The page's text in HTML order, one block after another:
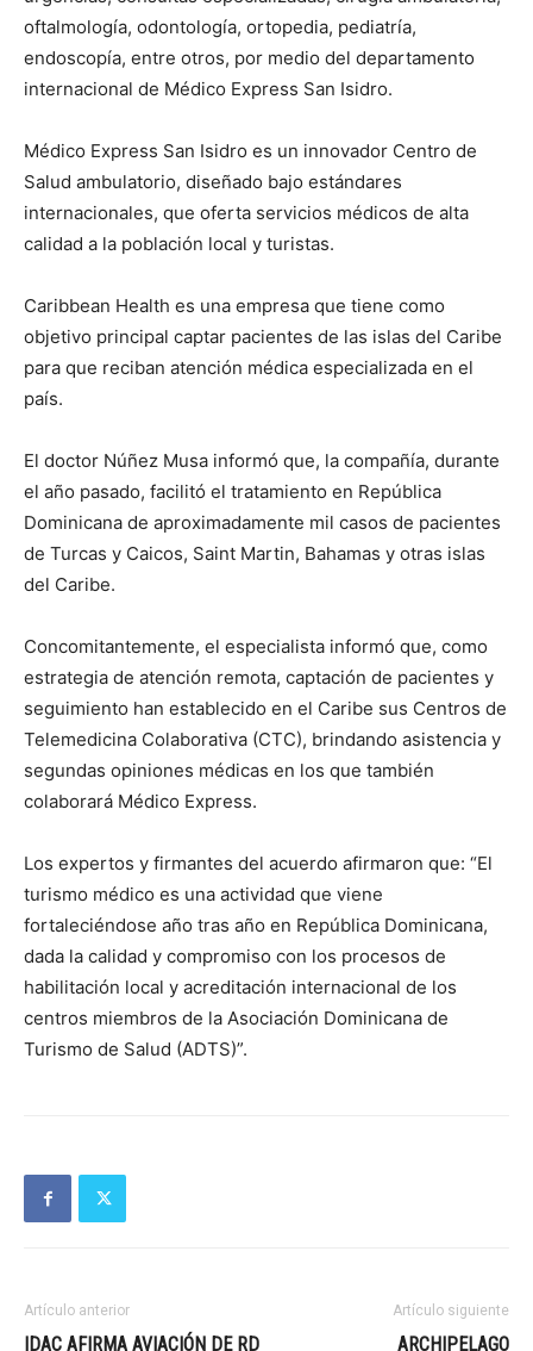
oftalmología, odontología, ortopedia, pediatría,
endoscopía, entre otros, por medio del departamento
internacional de Médico Express San Isidro.
Médico Express San Isidro es un innovador Centro de
Salud ambulatorio, diseñado bajo estándares
internacionales, que oferta servicios médicos de alta
calidad a la población local y turistas.
Caribbean Health es una empresa que tiene como
objetivo principal captar pacientes de las islas del Caribe
para que reciban atención médica especializada en el
país.
El doctor Núñez Musa informó que, la compañía, durante
el año pasado, facilitó el tratamiento en República
Dominicana de aproximadamente mil casos de pacientes
de Turcas y Caicos, Saint Martin, Bahamas y otras islas
del Caribe.
Concomitantemente, el especialista informó que, como
estrategia de atención remota, captación de pacientes y
seguimiento han establecido en el Caribe sus Centros de
Telemedicina Colaborativa (CTC), brindando asistencia y
segundas opiniones médicas en los que también
colaborará Médico Express.
Los expertos y firmantes del acuerdo afirmaron que: “El
turismo médico es una actividad que viene
fortaleciéndose año tras año en República Dominicana,
dada la calidad y compromiso con los procesos de
habilitación local y acreditación internacional de los
centros miembros de la Asociación Dominicana de
Turismo de Salud (ADTS)”.
Artículo anterior
IDAC AFIRMA AVIACIÓN DE RD
Artículo siguiente
ARCHIPELAGO